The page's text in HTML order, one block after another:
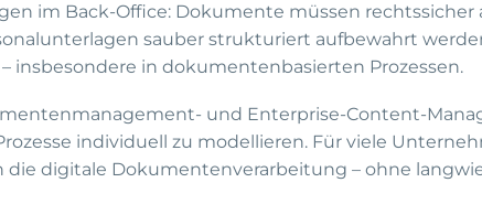
im Back-Office: Dokumente müssen rechtssicher
sauber strukturiert aufbewahrt
insbesondere in dokumentenbasierten Prozessen.
und Enterprise-Content-
individuell zu modellieren. Für viele
digitale Dokumentenverarbeitung – ohne